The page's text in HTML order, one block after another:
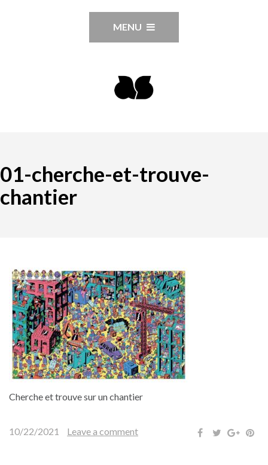
MENU
01-cherche-et-trouve-
chantier
Cherche et trouve sur un chantier
10/22/2021 Leave a comment